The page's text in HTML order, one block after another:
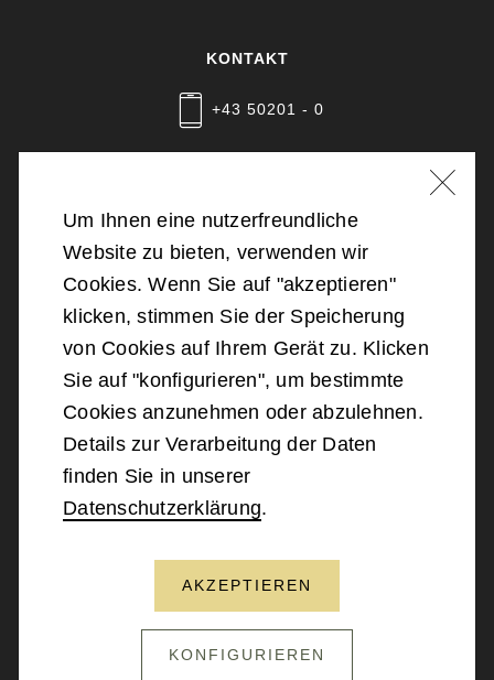
KONTAKT
+43 50201 - 0
2026Bundesministerium für Landesverteidigung
Barrierefreiheit
Datenschutz
Kontakt
Um Ihnen eine nutzerfreundliche
Website zu bieten, verwenden wir
Cookies. Wenn Sie auf "akzeptieren"
klicken, stimmen Sie der Speicherung
von Cookies auf Ihrem Gerät zu. Klicken
Sie auf "konfigurieren", um bestimmte
Cookies anzunehmen oder abzulehnen.
Details zur Verarbeitung der Daten
finden Sie in unserer
Datenschutzerklärung.
AKZEPTIEREN
KONFIGURIEREN